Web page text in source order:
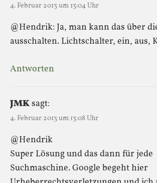
4. Februar 2013 um 13:04 Uhr
@Hendrik: Ja, man kann das über
ausschalten. Lichtschalter, ein, aus,
Antworten
JMKsagt:
4. Februar 2013 um 13:08 Uhr
@Hendrik
Super Lösung und das dann für jede
Suchmaschine. Google begeht hier